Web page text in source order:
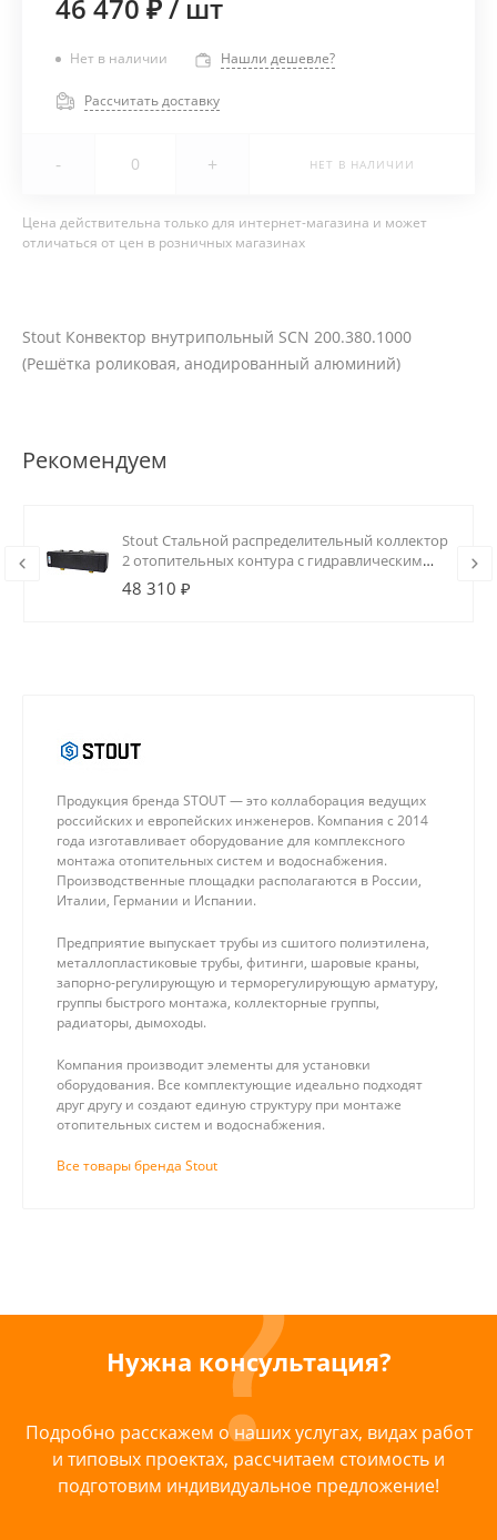
46 470 ₽/ шт
Нет в наличии Нашли дешевле?
Рассчитать доставку
- + НЕТ В НАЛИЧИИ
Цена действительна только для интернет-магазина и может
отличаться от цен в розничных магазинах
Stout Конвектор внутрипольный SCN 200.380.1000
(Решётка роликовая, анодированный алюминий)
Рекомендуем
Stout Стальной распределительный коллектор
2 отопительных контура с гидравлическим
разделителем DN20
48 310 ₽
Продукция бренда STOUT — это коллаборация ведущих
российских и европейских инженеров. Компания с 2014
года изготавливает оборудование для комплексного
монтажа отопительных систем и водоснабжения.
Производственные площадки располагаются в России,
Италии, Германии и Испании.
Предприятие выпускает трубы из сшитого полиэтилена,
металлопластиковые трубы, фитинги, шаровые краны,
запорно-регулирующую и терморегулирующую арматуру,
группы быстрого монтажа, коллекторные группы,
радиаторы, дымоходы.
Компания производит элементы для установки
оборудования. Все комплектующие идеально подходят
друг другу и создают единую структуру при монтаже
отопительных систем и водоснабжения.
Все товары бренда Stout
Нужна консультация?
Подробно расскажем о наших услугах, видах работ
и типовых проектах, рассчитаем стоимость и
подготовим индивидуальное предложение!